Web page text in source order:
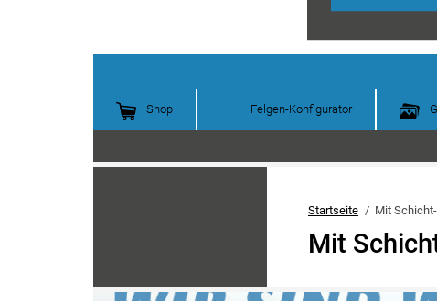
Shop Felgen-Konfigurator
Startseite Mit
Mit